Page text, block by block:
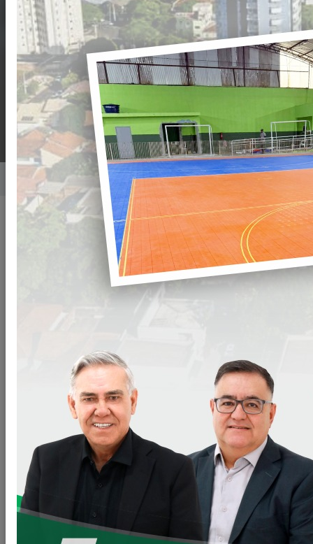
CREDENCIAMENTO
Nº. 012/2023-PML -
PRESTAÇÃO DE
SERVIÇOS MÉDICOS
Notícias
Publicado em: 21/12/2023 08:33
Arquivos
CD-012-23-Prstacao-de-servicos-medicos-
clinico.doc
Clique para
baixar